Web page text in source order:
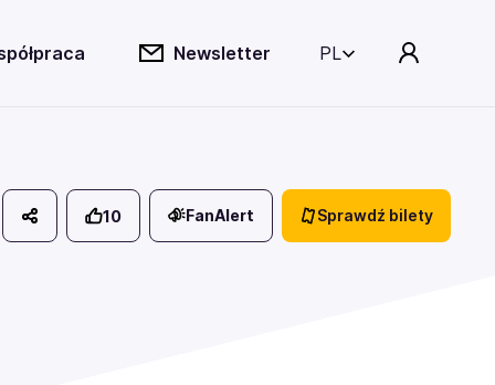
Newsletter PL
10 FanAlert Sprawdź bilety